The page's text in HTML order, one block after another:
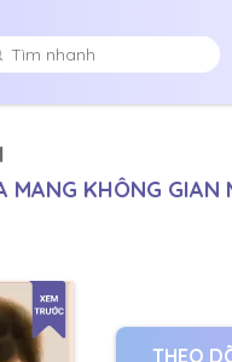
MANG KHÔNG GIAN
THEO